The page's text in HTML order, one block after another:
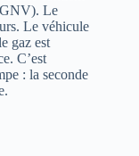
GNV). Le
Le véhicule
gaz est
C’est
: la seconde